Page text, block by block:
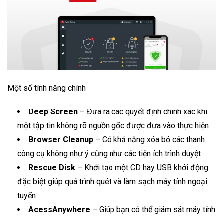
Một số tính năng chính
Deep Screen – Đưa ra các quyết định chính xác khi
một tập tin không rõ nguồn gốc được đưa vào thực hiện
Browser Cleanup – Có khả năng xóa bỏ các thanh
công cụ không như ý cũng như các tiện ích trình duyệt
Rescue Disk – Khởi tạo một CD hay USB khởi động
đặc biệt giúp quá trình quét và làm sạch máy tính ngoại
tuyến
AcessAnywhere – Giúp bạn có thể giám sát máy tính